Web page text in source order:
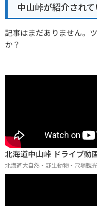
中山峠が紹介され
記事はまだありません。
か？
北海道中山峠 ドライブ動
北海道大自然・野生動物・穴場観